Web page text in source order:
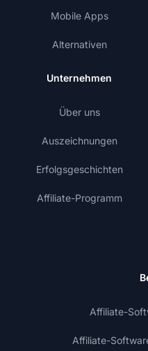
Mobile Apps
Alternativen
Unternehmen
Über uns
Auszeichnungen
Erfolgsgeschichten
Affiliate-Programm
Affiliate-
Affiliate-